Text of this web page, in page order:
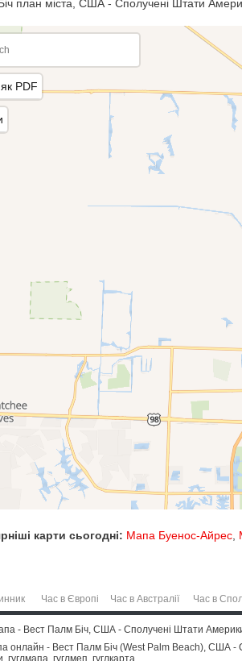
план міста, США - Сполучені Штати
PDF
карти сьогодні: Мапа Буенос-Айрес
Час в Європі Час в Австралії Час в
- Вест Палм Біч, США - Сполучені Штати
онлайн - Вест Палм Біч (West Palm Beach), США -
гуглмапа, гуглмеп, гуглкарта.